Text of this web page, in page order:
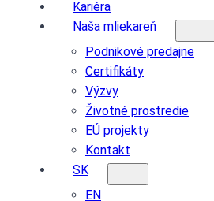
Kariéra
Naša mliekareň
Podnikové predajne
Certifikáty
Výzvy
Životné prostredie
EÚ projekty
Kontakt
SK
EN